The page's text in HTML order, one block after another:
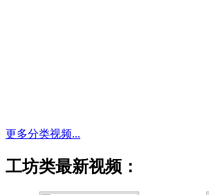
更多分类视频...
工坊类最新视频：